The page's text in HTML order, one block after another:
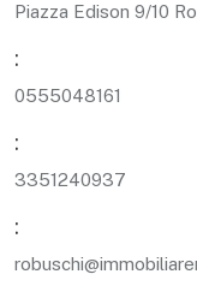
Piazza Edison 9/10
:
0555048161
:
3351240937
: